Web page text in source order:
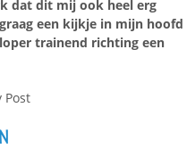
dat dit mij ook heel erg
een kijkje in mijn hoofd
trainend richting een
Post